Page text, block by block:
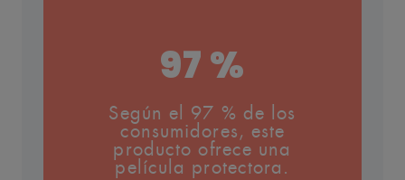
97 %
Según el 97 % de los
consumidores, este
producto ofrece una
película protectora.